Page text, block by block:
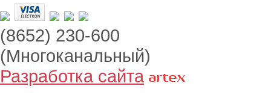
(8652) 230-600
(Многоканальный)
Разработка сайта